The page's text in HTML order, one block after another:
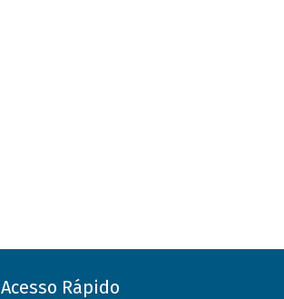
Acesso Rápido